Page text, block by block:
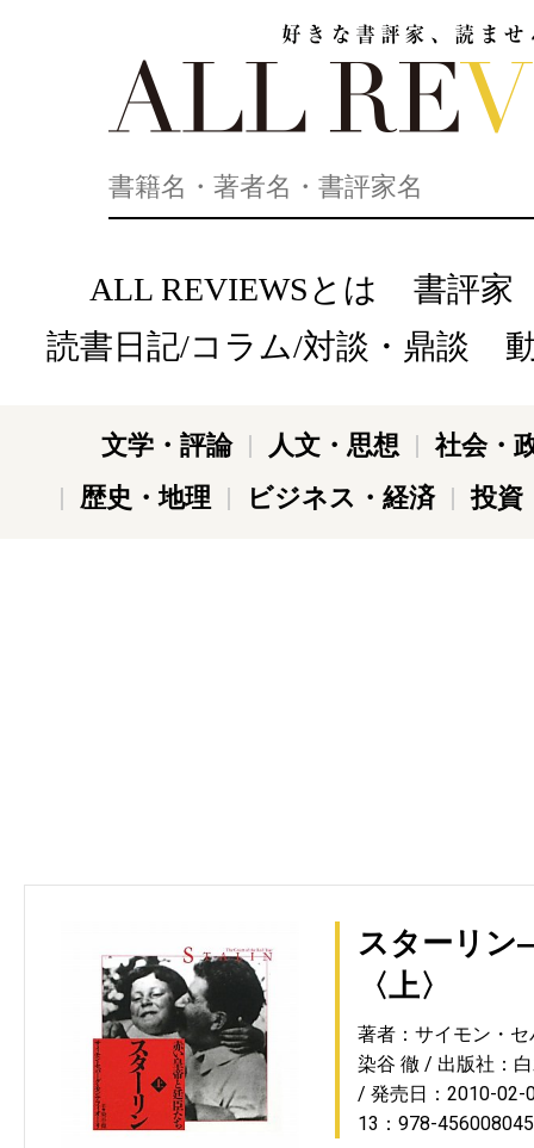
ALL REVIEWSとは
書評家
読書日記/コラム/対談・鼎談
文学・評論 人文・思想
社会・
歴史・地理
ビジネス・経済 投資
スターリン
〈上〉
著者：サイモン・
染谷 徹
出版社：
発売日：2010-02-
13：978-